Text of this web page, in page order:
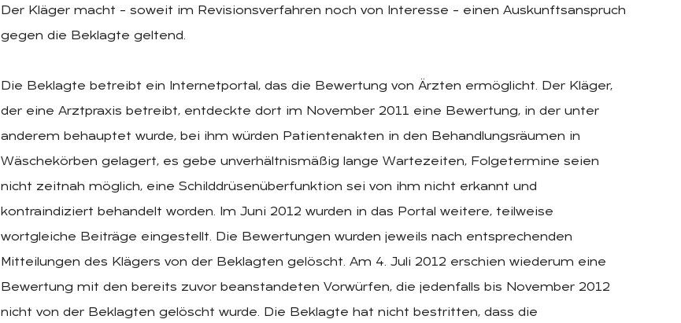
Der Kläger macht – soweit im Revisionsverfahren noch von Interesse – einen Auskunftsanspruch
gegen die Beklagte geltend.
Die Beklagte betreibt ein Internetportal, das die Bewertung von Ärzten ermöglicht. Der Kläger,
der eine Arztpraxis betreibt, entdeckte dort im November 2011 eine Bewertung, in der unter
anderem behauptet wurde, bei ihm würden Patientenakten in den Behandlungsräumen in
Wäschekörben gelagert, es gebe unverhältnismäßig lange Wartezeiten, Folgetermine seien
nicht zeitnah möglich, eine Schilddrüsenüberfunktion sei von ihm nicht erkannt und
kontraindiziert behandelt worden. Im Juni 2012 wurden in das Portal weitere, teilweise
wortgleiche Beiträge eingestellt. Die Bewertungen wurden jeweils nach entsprechenden
Mitteilungen des Klägers von der Beklagten gelöscht. Am 4. Juli 2012 erschien wiederum eine
Bewertung mit den bereits zuvor beanstandeten Vorwürfen, die jedenfalls bis November 2012
nicht von der Beklagten gelöscht wurde. Die Beklagte hat nicht bestritten, dass die